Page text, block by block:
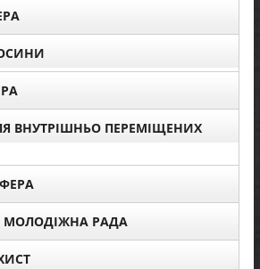
ВНУТРІШНЬО ПЕРЕМІЩЕНИХ
МОЛОДІЖНА РАДА